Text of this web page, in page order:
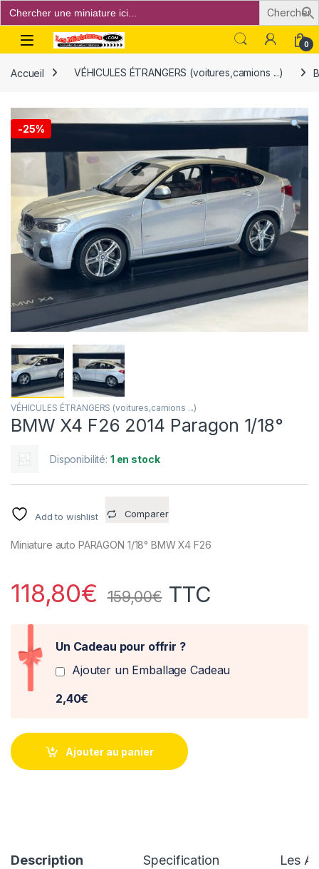
Search
for:
Open 0
Accueil VÉHICULES ÉTRANGERS (voitures,camions ...)
-25%
VÉHICULES ÉTRANGERS (voitures,camions ...)
BMW X4 F26 2014 Paragon 1/18°
Disponibilité: 1 en stock
Add to wishlist Comparer
Miniature auto PARAGON 1/18° BMW X4 F26
118,80€ 159,00€ TTC
Un Cadeau pour offrir ?
Ajouter un Emballage Cadeau
2,40€
Ajouter au panier
Description Specification Les